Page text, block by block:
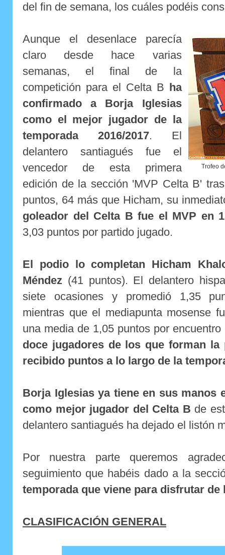
del fin de semana, los cuáles podéis
Trofeo
Aunque el desenlace parecía
claro desde hace varias
semanas, el final de la
competición para el Celta B
ha
confirmado a Borja Iglesias
como el mejor jugador de la
temporada 2016/2017. El
delantero santiagués fue el
vencedor de esta primera
edición de la sección 'MVP Celta B'
puntos, 64 más que Hicham, su
goleador del Celta B fue el MVP en
3,03 puntos por partido jugado.
El podio lo completan Hicham
Méndez (41 puntos). El delantero
siete ocasiones y promedió 1,35
mientras que el mediapunta mosense
una media de 1,05 puntos por
doce jugadores de los que forman
recibido puntos a lo largo de la
Borja Iglesias ya tiene en sus manos
como mejor jugador del Celta B de
delantero santiagués ha dejado el listón
Por nuestra parte queremos
seguimiento que habéis dado a la
temporada que viene para disfrutar de
CLASIFICACIÓN GENERAL